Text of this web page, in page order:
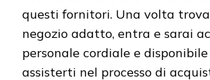
questi fornitori. Una volta
negozio adatto, entra e sarai
personale cordiale e
assisterti nel processo di